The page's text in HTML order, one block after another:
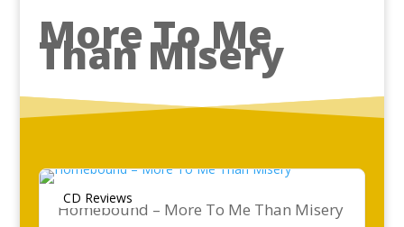
More To Me
Than Misery
CD Reviews
Homebound – More To Me Than Misery